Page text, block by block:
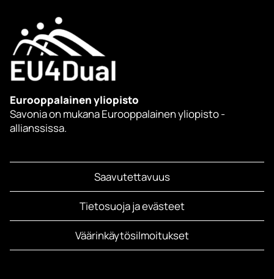
Eurooppalainen yliopisto
Savonia on mukana Eurooppalainen yliopisto -
allianssissa.
Saavutettavuus
Tietosuoja ja evästeet
Väärinkäytösilmoitukset